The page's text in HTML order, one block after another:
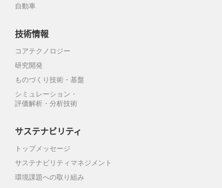
自動車
技術情報
コアテクノロジー
研究開発
ものづくり技術・基盤
シミュレーション・
評価解析・分析技術
サステナビリティ
トップメッセージ
サステナビリティマネジメント
環境課題への取り組み